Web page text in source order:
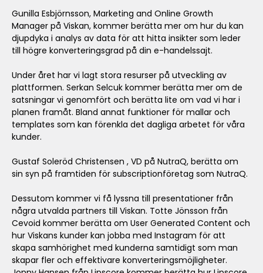
Gunilla Esbjörnsson, Marketing and Online Growth
Manager på Viskan, kommer berätta mer om hur du kan
djupdyka i analys av data för att hitta insikter som leder
till högre konverteringsgrad på din e-handelssajt.
Under året har vi lagt stora resurser på utveckling av
plattformen. Serkan Selcuk kommer berätta mer om de
satsningar vi genomfört och berätta lite om vad vi har i
planen framåt. Bland annat funktioner för mallar och
templates som kan förenkla det dagliga arbetet för våra
kunder.
Gustaf Soleröd Christensen , VD på NutraQ, berätta om
sin syn på framtiden för subscriptionföretag som NutraQ.
Dessutom kommer vi få lyssna till presentationer från
några utvalda partners till Viskan. Totte Jönsson från
Cevoid kommer berätta om User Generated Content och
hur Viskans kunder kan jobba med Instagram för att
skapa samhörighet med kunderna samtidigt som man
skapar fler och effektivare konverteringsmöjligheter.